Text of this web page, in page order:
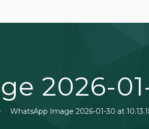
2026-01-
WhatsApp Image 2026-01-30 at